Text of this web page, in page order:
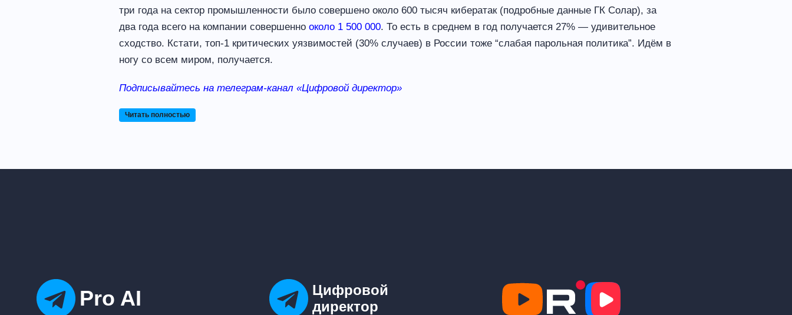
три года на сектор промышленности было совершено около 600 тысяч кибератак (подробные данные ГК Солар), за
два года всего на компании совершенно около 1 500 000. То есть в среднем в год получается 27% — удивительное
сходство. Кстати, топ-1 критических уязвимостей (30% случаев) в России тоже “слабая парольная политика”. Идём в
ногу со всем миром, получается.
Подписывайтесь на телеграм-канал «Цифровой директор»
Читать полностью
Pro AI
Цифровой
директор